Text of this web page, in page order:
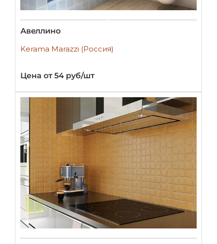
Авеллино
Kerama Marazzi (Россия)
Цена от 54 руб/шт